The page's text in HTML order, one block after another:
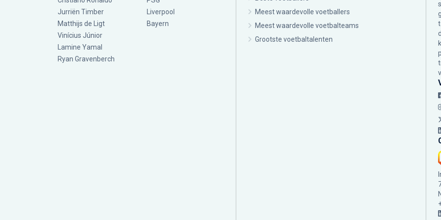
Jurriën Timber
Matthijs de Ligt
Vinícius Júnior
Lamine Yamal
Ryan Gravenberch
Liverpool
Bayern
Meest waardevolle voetballers
Meest waardevolle voetbalteams
Grootste voetbaltalenten